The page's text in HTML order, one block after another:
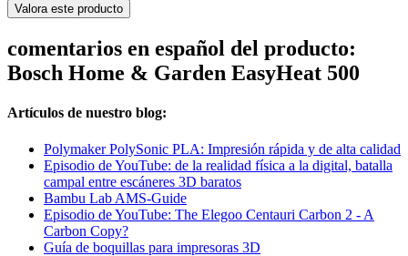
Valora este producto
comentarios en español del producto:
Bosch Home & Garden EasyHeat 500
Artículos de nuestro blog:
Polymaker PolySonic PLA: Impresión rápida y de alta calidad
Episodio de YouTube: de la realidad física a la digital, batalla
campal entre escáneres 3D baratos
Bambu Lab AMS-Guide
Episodio de YouTube: The Elegoo Centauri Carbon 2 - A
Carbon Copy?
Guía de boquillas para impresoras 3D